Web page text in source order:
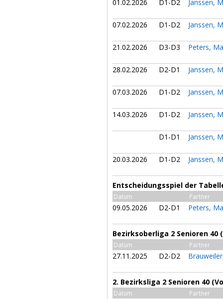
01.02.2026 D1-D2 Janssen,
07.02.2026 D1-D2 Janssen,
21.02.2026 D3-D3 Peters,
28.02.2026 D2-D1 Janssen,
07.03.2026 D1-D2 Janssen,
14.03.2026 D1-D2 Janssen,
D1-D1 Janssen,
20.03.2026 D1-D2 Janssen,
Entscheidungsspiel der
Datum Partner
09.05.2026 D2-D1 Peters,
Bezirksoberliga 2 Senioren 40
Datum Partner
27.11.2025 D2-D2
2. Bezirksliga 2 Senioren 40
Datum Partner